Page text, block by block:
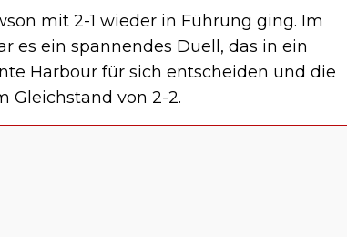
mit 2-1 wieder in Führung ging. Im
es ein spannendes Duell, das in ein
Harbour für sich entscheiden und die
Gleichstand von 2-2.